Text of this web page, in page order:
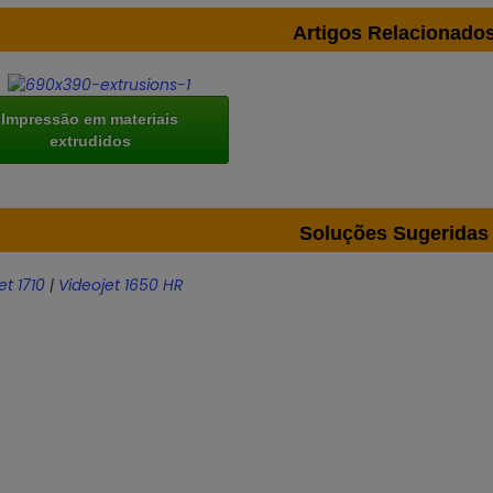
Artigos
Impressão em materiais
extrudidos
Soluções Sugeridas
1710| Videojet 1650 HR